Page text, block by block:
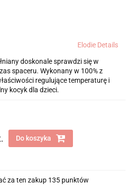
Elodie Details
doskonale sprawdzi się w
spaceru. Wykonany w 100% z
regulujące temperaturę i
kocyk dla dzieci.
Do koszyka
za ten zakup 135 punktów